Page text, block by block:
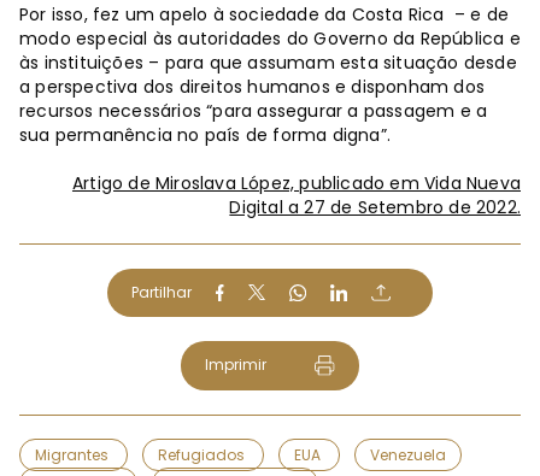
Por isso, fez um apelo à sociedade da Costa Rica – e de
modo especial às autoridades do Governo da República e
às instituições – para que assumam esta situação desde
a perspectiva dos direitos humanos e disponham dos
recursos necessários “para assegurar a passagem e a
sua permanência no país de forma digna”.
Artigo de Miroslava López, publicado em Vida Nueva
Digital a 27 de Setembro de 2022.
Partilhar
Imprimir
Migrantes Refugiados EUA
Venezuela